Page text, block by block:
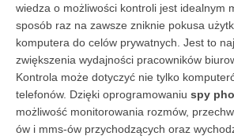
wiedza o możliwości kontroli jest idealnym
sposób raz na zawsze zniknie pokusa
komputera do celów prywatnych. Jest to
zwiększenia wydajności pracowników
Kontrola może dotyczyć nie tylko
telefonów. Dzięki oprogramowaniu spy
możliwość monitorowania rozmów,
ów i mms-ów przychodzących oraz